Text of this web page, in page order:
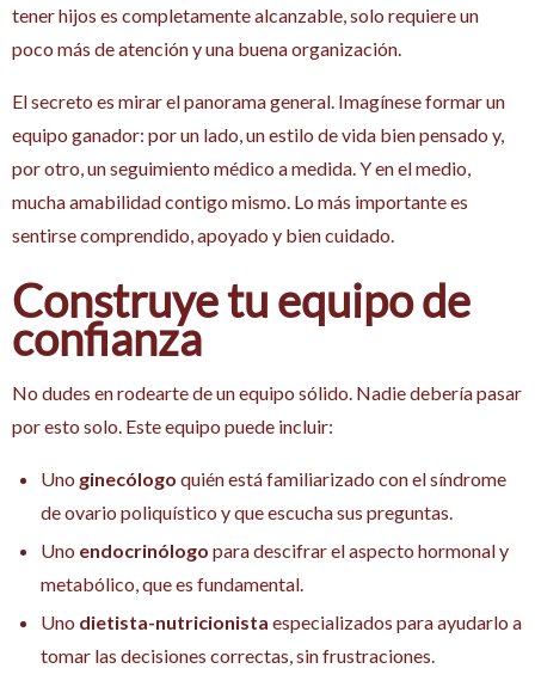
tener hijos es completamente alcanzable, solo requiere un
poco más de atención y una buena organización.
El secreto es mirar el panorama general. Imagínese formar un
equipo ganador: por un lado, un estilo de vida bien pensado y,
por otro, un seguimiento médico a medida. Y en el medio,
mucha amabilidad contigo mismo. Lo más importante es
sentirse comprendido, apoyado y bien cuidado.
Construye tu equipo de
confianza
No dudes en rodearte de un equipo sólido. Nadie debería pasar
por esto solo. Este equipo puede incluir:
Uno ginecólogo quién está familiarizado con el síndrome
de ovario poliquístico y que escucha sus preguntas.
Uno endocrinólogo para descifrar el aspecto hormonal y
metabólico, que es fundamental.
Uno dietista-nutricionista especializados para ayudarlo a
tomar las decisiones correctas, sin frustraciones.